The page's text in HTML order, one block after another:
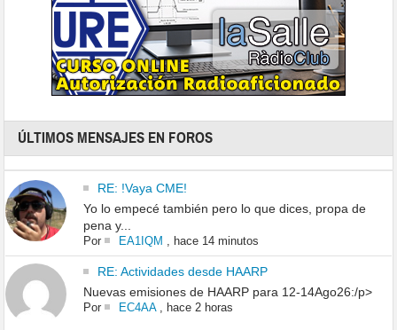
ÚLTIMOS MENSAJES EN FOROS
RE: !Vaya CME!
Yo lo empecé también pero lo que dices, propa de
pena y...
Por EA1IQM hace 14 minutos
RE: Actividades desde HAARP
Nuevas emisiones de HAARP para 12-14Ago26:/p>
Por EC4AA, hace 2 horas